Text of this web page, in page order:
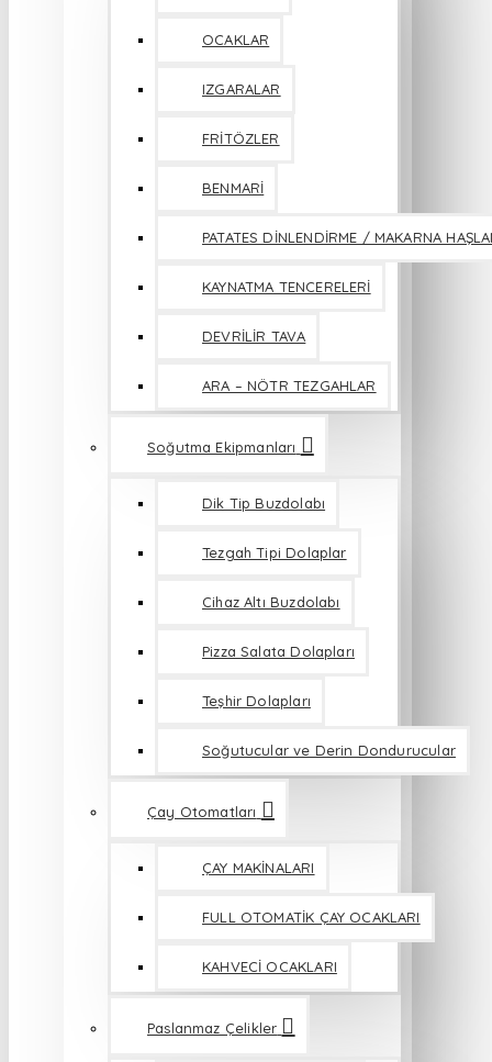
OCAKLAR
IZGARALAR
FRİTÖZLER
BENMARİ
PATATES DİNLENDİRME / MAKARNA
KAYNATMA TENCERELERİ
DEVRİLİR TAVA
ARA – NÖTR TEZGAHLAR
Soğutma Ekipmanları
Dik Tip Buzdolabı
Tezgah Tipi Dolaplar
Cihaz Altı Buzdolabı
Pizza Salata Dolapları
Teşhir Dolapları
Soğutucular ve Derin Dondurucular
Çay Otomatları
ÇAY MAKİNALARI
FULL OTOMATİK ÇAY OCAKLARI
KAHVECİ OCAKLARI
Paslanmaz Çelikler